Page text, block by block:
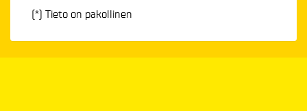
(*) Tieto on pakollinen